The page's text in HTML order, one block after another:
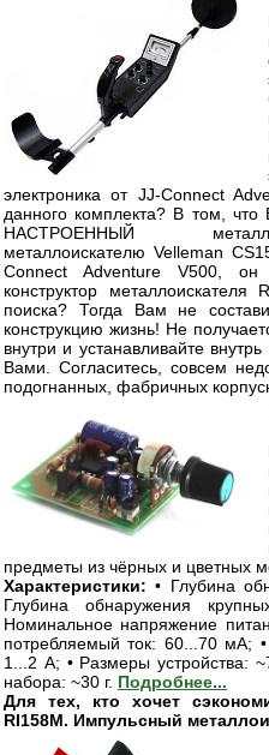
электроника от JJ-Connect
данного комплекта? В том,
НАСТРОЕННЫЙ
металлоискателю Velleman
Connect Adventure V500,
конструктор
поиска? Тогда Вам не
конструкцию жизнь! Не
внутри и устанавливайте
Вами. Согласитесь, совсем
подогнанных, фабричных
предметы из чёрных и цветных
Характеристики: • Глубина
Глубина обнаружения
Номинальное напряжение
потребляемый ток: 60...70 мА;
1...2 А; • Размеры
набора: ~30 г. Подробнее...
Для тех, кто хочет
RI158M. Импульсный